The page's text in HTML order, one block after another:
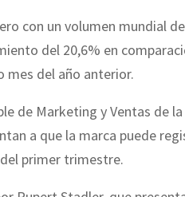
con un volumen mundial
del 20,6% en
mes del año anterior.
de Marketing y Ventas de
a que la marca puede
primer trimestre.